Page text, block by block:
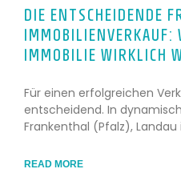
DIE ENTSCHEIDENDE
IMMOBILIENVERKAUF:
IMMOBILIE WIRKLICH
Für einen erfolgreichen
entscheidend. In
Frankenthal (Pfalz), Landau
READ MORE